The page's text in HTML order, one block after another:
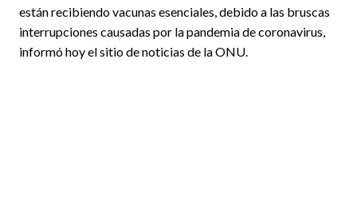
están recibiendo vacunas esenciales, debido a las bruscas
interrupciones causadas por la pandemia de coronavirus,
informó hoy el sitio de noticias de la ONU.